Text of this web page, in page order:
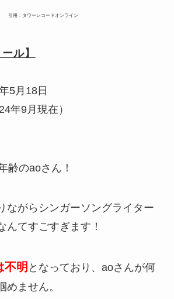
引用：タワーレコードオンライン
ル】
5月18日
年9月現在）
齢のaoさん！
ながらシンガーソングライター
んてすごすぎます！
不明 となっており、aoさんが何
めません。